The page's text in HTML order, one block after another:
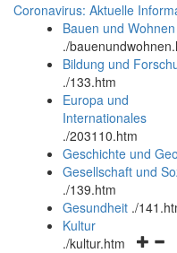
Coronavirus: Aktuelle
Bauen und Wohnen
./
Bildung und
./133.htm
Europa und
Internationales
./203110.htm
Geschichte und
Gesellschaft und
./139.htm
Gesundheit ./
Kultur
./kultur.htm